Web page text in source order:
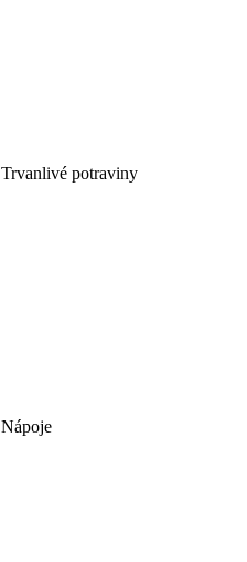
Trvanlivé potraviny
Nápoje